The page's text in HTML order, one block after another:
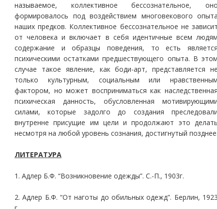
называемое, коллективное бессознательное,
формировалось под воздействием многовекового
наших предков. Коллективное бессознательное не
от человека и включает в себя идентичные всем
содержание и образцы поведения, то есть
психическими остатками предшествующего опыта. В
случае такое явление, как боди-арт, представляется
только культурным, социальным или
фактором, но может восприниматься как
психическая данность, обусловленная
силами, которые задолго до создания
внутренне присущие им цели и продолжают это
несмотря на любой уровень сознания, достигнутый
ЛИТЕРАТУРА
1. Адлер Б.Ф. “Возникновение одежды”. С.-П., 1903г.
2. Адлер Б.Ф. “От наготы до обильных одежд”. Берлин,